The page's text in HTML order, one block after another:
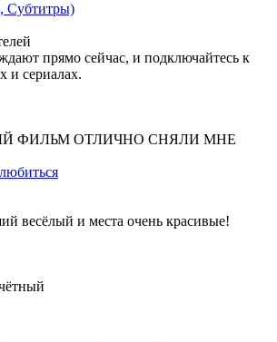
Субтитры)
прямо сейчас, и подключайтесь к
и сериалах.
ФИЛЬМ ОТЛИЧНО СНЯЛИ МНЕ
весёлый и места очень красивые!